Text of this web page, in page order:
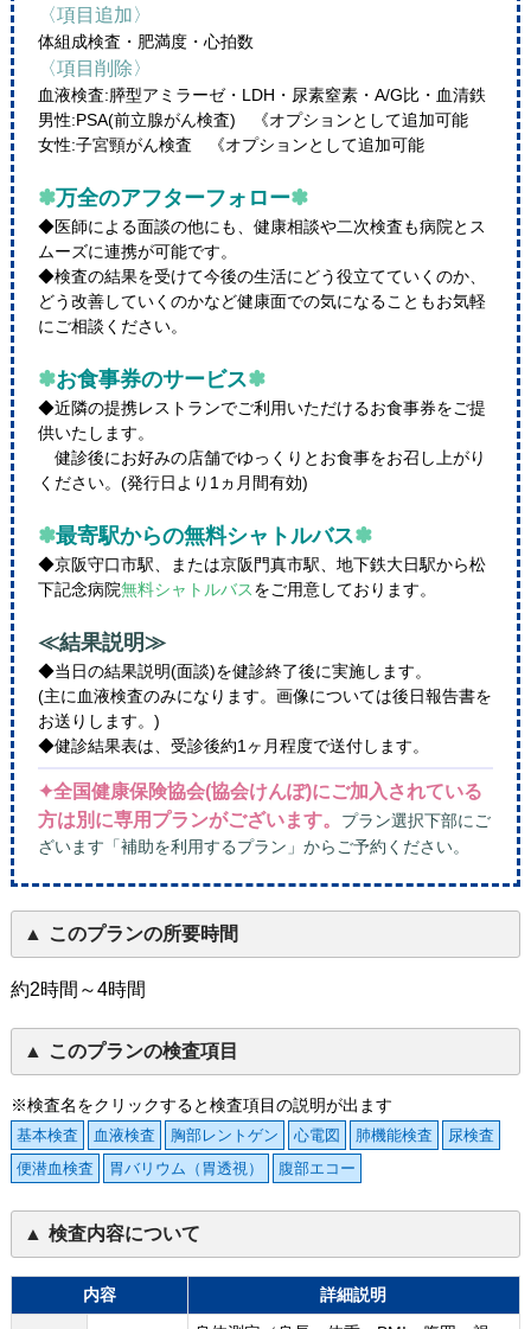
〈項目追加〉
体組成検査・肥満度・心拍数
〈項目削除〉
血液検査:膵型アミラーゼ・LDH・尿素窒素・A/G比・血清鉄
男性:PSA(前立腺がん検査) 《オプションとして追加可能
女性:子宮頸がん検査 《オプションとして追加可能
✽万全のアフターフォロー✽
◆医師による面談の他にも、健康相談や二次検査も病院とス
ムーズに連携が可能です。
◆検査の結果を受けて今後の生活にどう役立てていくのか、
どう改善していくのかなど健康面での気になることもお気軽
にご相談ください。
✽お食事券のサービス✽
◆近隣の提携レストランでご利用いただけるお食事券をご提
供いたします。
健診後にお好みの店舗でゆっくりとお食事をお召し上がり
ください。(発行日より1ヵ月間有効)
✽最寄駅からの無料シャトルバス✽
◆京阪守口市駅、または京阪門真市駅、地下鉄大日駅から松
下記念病院無料シャトルバスをご用意しております。
≪結果説明≫
◆当日の結果説明(面談)を健診終了後に実施します。
(主に血液検査のみになります。画像については後日報告書を
お送りします。)
◆健診結果表は、受診後約1ヶ月程度で送付します。
✦全国健康保険協会(協会けんぽ)にご加入されている
方は別に専用プランがございます。 プラン選択下部にご
ざいます「補助を利用するプラン」からご予約ください。
このプランの所要時間
約2時間～4時間
このプランの検査項目
※検査名をクリックすると検査項目の説明が出ます
基本検査 血液検査 胸部レントゲン 心電図 肺機能検査
尿検査
便潜血検査
胃バリウム（胃透視） 腹部エコー
検査内容について
内容
詳細説明